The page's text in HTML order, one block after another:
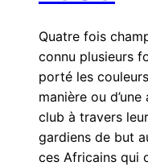
Quatre fois
connu plusieurs
porté les
manière ou
club à travers
gardiens de but
ces Africains qui